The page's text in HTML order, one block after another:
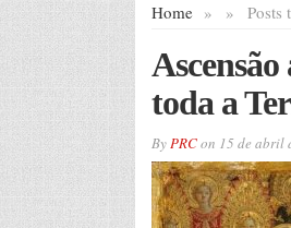
Home » Posts
»
toda a
ByPRCon 15 de abril